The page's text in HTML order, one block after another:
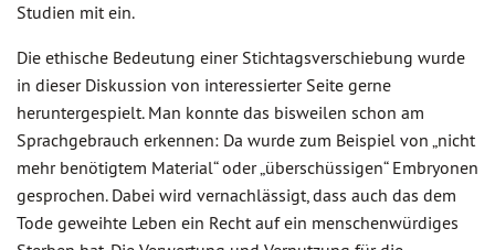
Studien mit ein.
Die ethische Bedeutung einer Stichtagsverschiebung wurde
in dieser Diskussion von interessierter Seite gerne
heruntergespielt. Man konnte das bisweilen schon am
Sprachgebrauch erkennen: Da wurde zum Beispiel von „nicht
mehr benötigtem Material“ oder „überschüssigen“ Embryonen
gesprochen. Dabei wird vernachlässigt, dass auch das dem
Tode geweihte Leben ein Recht auf ein menschenwürdiges